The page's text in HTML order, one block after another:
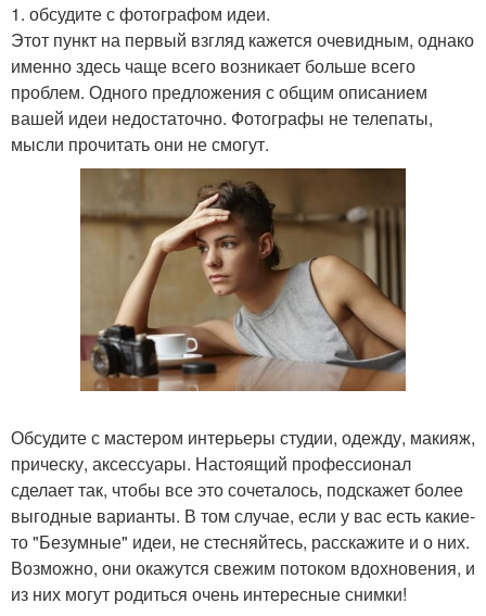
1. обсудите с фотографом идеи.
Этот пункт на первый взгляд кажется очевидным, однако
именно здесь чаще всего возникает больше всего
проблем. Одного предложения с общим описанием
вашей идеи недостаточно. Фотографы не телепаты,
мысли прочитать они не смогут.
Обсудите с мастером интерьеры студии, одежду, макияж,
прическу, аксессуары. Настоящий профессионал
сделает так, чтобы все это сочеталось, подскажет более
выгодные варианты. В том случае, если у вас есть какие-
то "Безумные" идеи, не стесняйтесь, расскажите и о них.
Возможно, они окажутся свежим потоком вдохновения, и
из них могут родиться очень интересные снимки!